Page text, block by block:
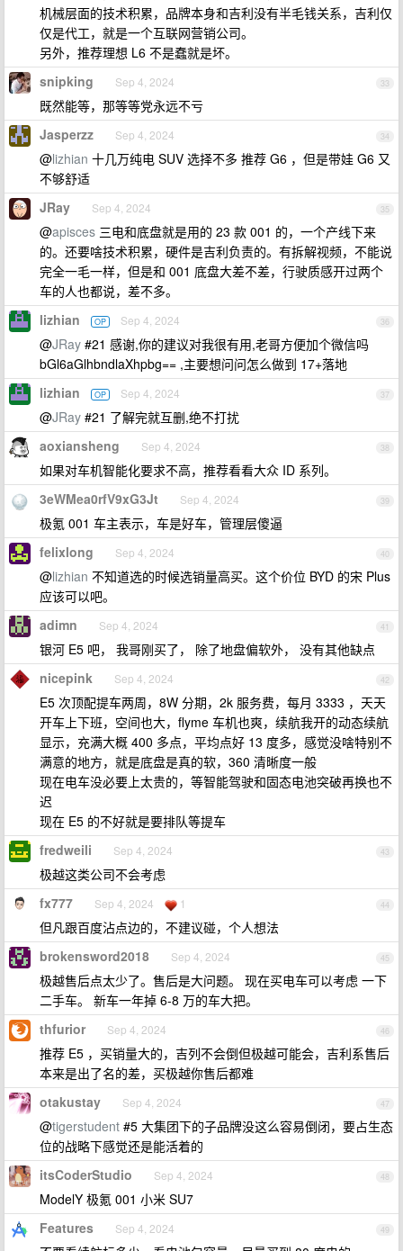
机械层面的技术积累，品牌本身和吉利没有半毛钱关系，吉利仅
仅是代工，就是一个互联网营销公司。
另外，推荐理想 L6 不是蠢就是坏。
33
snipking Sep 4, 2024
既然能等，那等等党永远不亏
34
Jasperzz Sep 4, 2024
@lizhian 十几万纯电 SUV 选择不多 推荐 G6 ，但是带娃 G6 又
不够舒适
35
JRay Sep 4, 2024
@apisces 三电和底盘就是用的 23 款 001 的，一个产线下来
的。还要啥技术积累，硬件是吉利负责的。有拆解视频，不能说
完全一毛一样，但是和 001 底盘大差不差，行驶质感开过两个
车的人也都说，差不多。
36
lizhian OP Sep 4, 2024
@JRay #21 感谢,你的建议对我很有用,老哥方便加个微信吗
bGl6aGlhbndlaXhpbg== ,主要想问问怎么做到 17+落地
37
lizhian OP Sep 4, 2024
@JRay #21 了解完就互删,绝不打扰
38
aoxiansheng Sep 4, 2024
如果对车机智能化要求不高，推荐看看大众 ID 系列。
39
3eWMea0rfV9xG3Jt Sep 4, 2024
极氪 001 车主表示，车是好车，管理层傻逼
40
felixlong Sep 4, 2024
@lizhian 不知道选的时候选销量高买。这个价位 BYD 的宋 Plus
应该可以吧。
41
adimn Sep 4, 2024
银河 E5 吧， 我哥刚买了， 除了地盘偏软外， 没有其他缺点
42
nicepink Sep 4, 2024
E5 次顶配提车两周，8W 分期，2k 服务费，每月 3333 ，天天
开车上下班，空间也大，flyme 车机也爽，续航我开的动态续航
显示，充满大概 400 多点，平均点好 13 度多，感觉没啥特别不
满意的地方，就是底盘是真的软，360 清晰度一般
现在电车没必要上太贵的，等智能驾驶和固态电池突破再换也不
迟
现在 E5 的不好就是要排队等提车
43
fredweili Sep 4, 2024
极越这类公司不会考虑
44
fx777 Sep 4, 2024 1
但凡跟百度沾点边的，不建议碰，个人想法
45
brokensword2018 Sep 4, 2024
极越售后点太少了。售后是大问题。 现在买电车可以考虑 一下
二手车。 新车一年掉 6-8 万的车大把。
46
thfurior Sep 4, 2024
推荐 E5 ，买销量大的，吉列不会倒但极越可能会，吉利系售后
本来是出了名的差，买极越你售后都难
47
otakustay Sep 4, 2024
@tigerstudent #5 大集团下的子品牌没这么容易倒闭，要占生态
位的战略下感觉还是能活着的
48
itsCoderStudio Sep 4, 2024
ModelY 极氪 001 小米 SU7
49
Features Sep 4, 2024